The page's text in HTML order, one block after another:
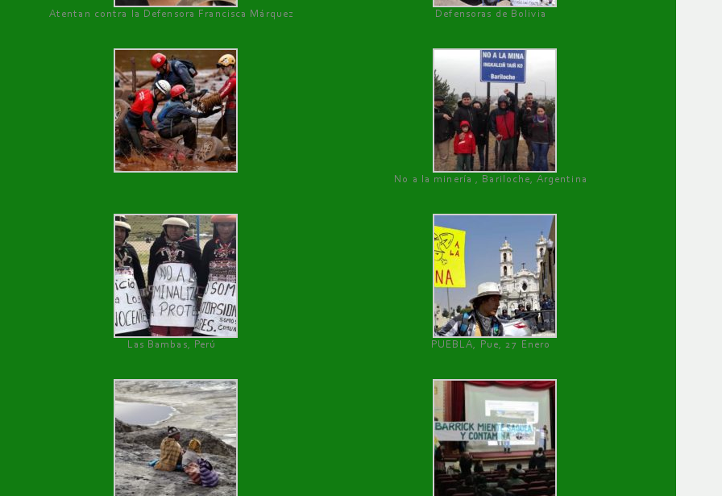
Atentan contra la Defensora Francisca Márquez Defensoras de Bolivia
No a la minería , Bariloche, Argentina
Las Bambas, Perú PUEBLA, Pue, 27 Enero